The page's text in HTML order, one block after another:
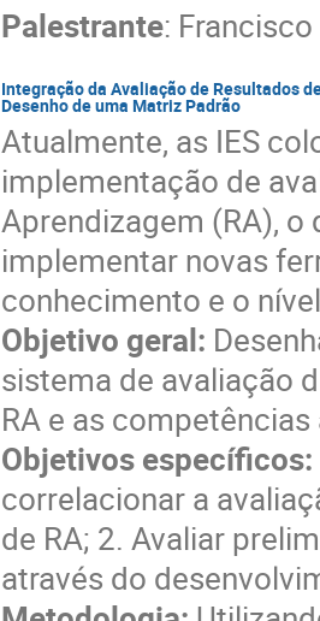
Palestrante:
Integração da Avaliação de Resultados
Desenho de uma Matriz Padrão
Atualmente, as IES
implementação de
Aprendizagem (RA),
implementar novas
conhecimento e o
Objetivo geral:
sistema de avaliação
RA e as
Objetivos específicos:
correlacionar a
de RA; 2. Avaliar
através do